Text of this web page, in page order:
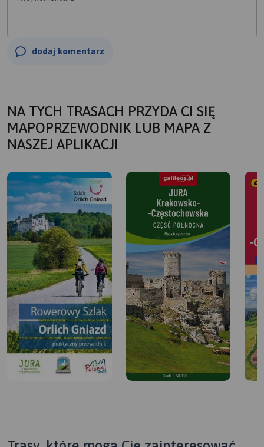
dodaj komentarz
NA TYCH TRASACH PRZYDA CI SIĘ
MAPOPRZEWODNIK LUB MAPA Z
NASZEJ APLIKACJI